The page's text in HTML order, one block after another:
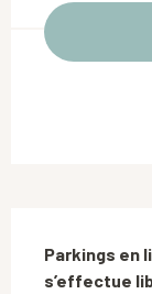
Parkings en
s’effectue